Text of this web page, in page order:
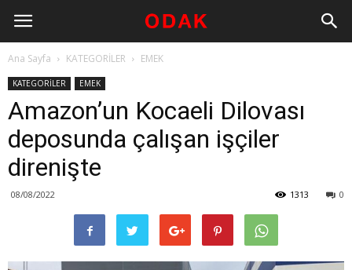
Ana Sayfa KATEGORİLER EMEK
KATEGORİLER EMEK
Amazon’un Kocaeli Dilovası
deposunda çalışan işçiler
direnişte
08/08/2022 0
1313